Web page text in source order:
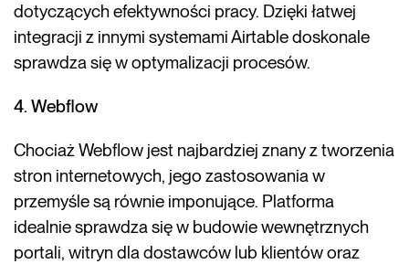
dotyczących efektywności pracy. Dzięki łatwej
integracji z innymi systemami Airtable doskonale
sprawdza się w optymalizacji procesów.
4. Webflow
Chociaż Webflow jest najbardziej znany z tworzenia
stron internetowych, jego zastosowania w
przemyśle są równie imponujące. Platforma
idealnie sprawdza się w budowie wewnętrznych
portali, witryn dla dostawców lub klientów oraz